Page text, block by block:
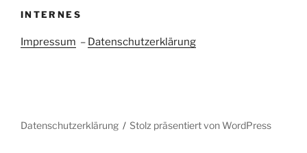
INTERNES
Impressum – Datenschutzerklärung
Datenschutzerklärung Stolz präsentiert von WordPress